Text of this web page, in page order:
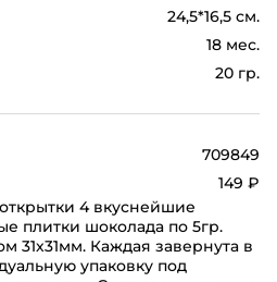
24,5*16,5 см.
18 мес.
20 гр.
709849
149 ₽
4 вкуснейшие
плитки шоколада по 5гр.
31х31мм. Каждая завернута в
упаковку под